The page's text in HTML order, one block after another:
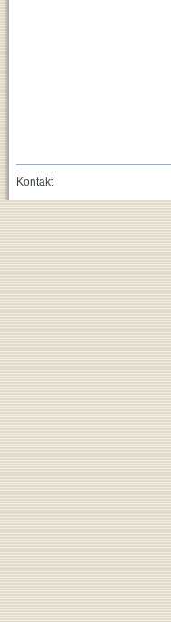
Kontakt